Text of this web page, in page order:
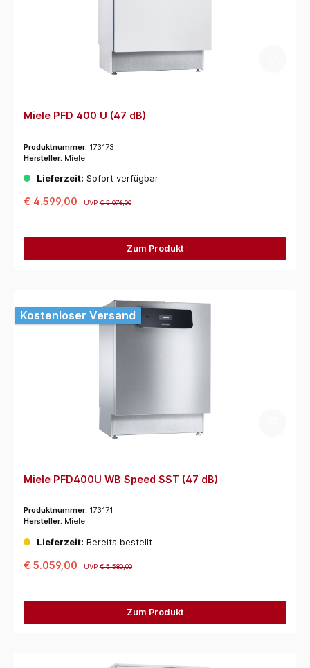
Miele PFD 400 U (47 dB)
Produktnummer: 173173
Hersteller: Miele
Lieferzeit: Sofort verfügbar
€ 4.599,00 UVP€ 5.076,00
Zum Produkt
Kostenloser Versand
Miele PFD400U WB Speed SST (47 dB)
Produktnummer: 173171
Hersteller: Miele
Lieferzeit: Bereits bestellt
€ 5.059,00 UVP€ 5.580,00
Zum Produkt